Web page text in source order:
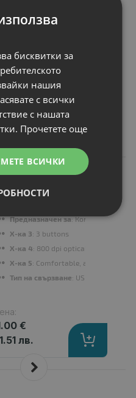
Optical Mouse
Предназначен за: Компютър
Х-ка 3: 3 buttons
Х-ка 4: 800 dpi optical precision
Х-ка 5: Comfortable, ambidextrous
Тип на свързване: USB
€
лв.
бисквитки за
нашия
с всички
с нашата
Прочетете още
ВСИЧКИ